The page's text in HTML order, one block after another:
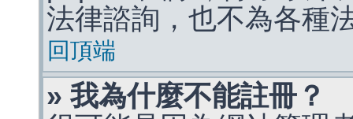
法律諮詢，也不為各種
回頂端
» 我為什麼不能註冊？